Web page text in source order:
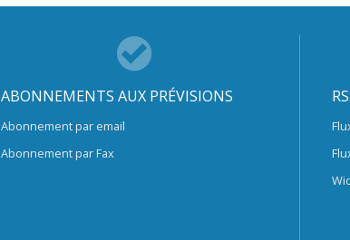
ABONNEMENTS AUX PRÉVISIONS
Abonnement par email
Abonnement par Fax